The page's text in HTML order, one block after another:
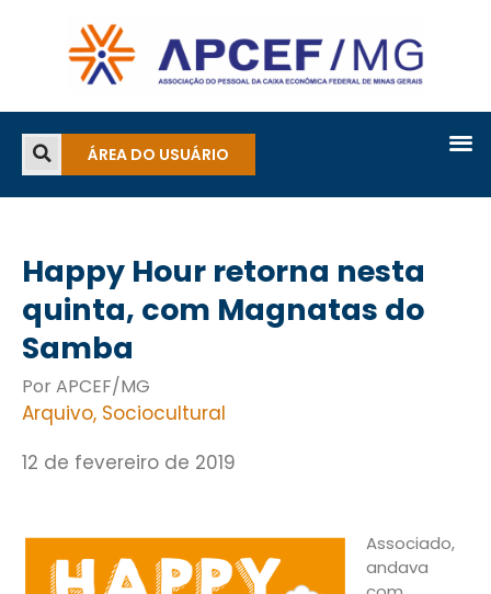
ÁREA DO USUÁRIO
Happy Hour retorna nesta
quinta, com Magnatas do
Samba
Por APCEF/MG
Arquivo, Sociocultural
12 de fevereiro de 2019
Associado,
andava